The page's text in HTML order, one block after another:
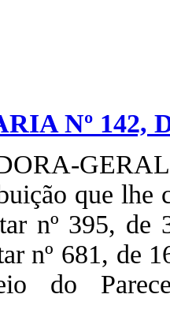
Nº 142,
que
nº 395,
nº 681, de
do